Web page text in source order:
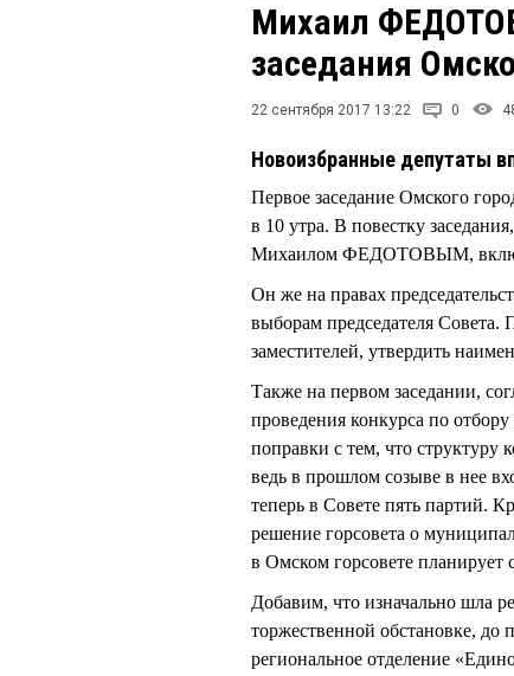
Михаил
заседания
22 сентября 2017 13:22 0
Новоизбранные депутаты
Первое заседание Омского
в 10 утра. В повестку
Михаилом ФЕДОТОВЫМ,
Он же на правах
выборам председателя Совета.
заместителей, утвердить
Также на первом заседании,
проведения конкурса по
поправки с тем, что
ведь в прошлом созыве в нее
теперь в Совете пять партий.
решение горсовета о
в Омском горсовете
Добавим, что изначально шла
торжественной обстановке, до
региональное отделение